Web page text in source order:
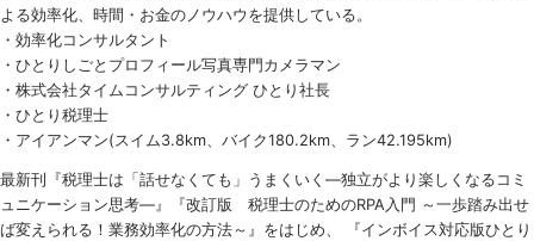
よる効率化、時間・お金のノウハウを提供している。
・効率化コンサルタント
・ひとりしごとプロフィール写真専門カメラマン
・株式会社タイムコンサルティング ひとり社長
・ひとり税理士
・アイアンマン(スイム3.8km、バイク180.2km、ラン42.195km)
最新刊『税理士は「話せなくても」うまくいく ―独立がより楽しくなるコミ
ュニケーション思考―』『改訂版 税理士のためのRPA入門 ～一歩踏み出せ
ば変えられる！業務効率化の方法～』をはじめ、 『インボイス対応版ひとり